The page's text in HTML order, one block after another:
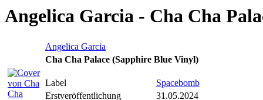
Angelica Garcia - Cha Cha
Angelica Garcia
Cha Cha Palace (Sapphire Blue Vinyl)
Label
Spacebomb
Erstveröffentlichung
31.05.2024